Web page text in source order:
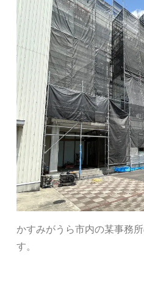
かすみがうら市内の某事務
す。